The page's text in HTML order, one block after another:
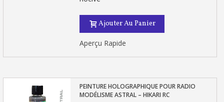
Ajouter Au Panier
Aperçu Rapide
PEINTURE HOLOGRAPHIQUE POUR RADIO
MODÉLISME ASTRAL – HIKARI RC